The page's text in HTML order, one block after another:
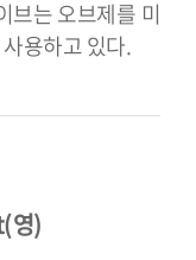
브는 오브제를 미
용하고 있다.
영)